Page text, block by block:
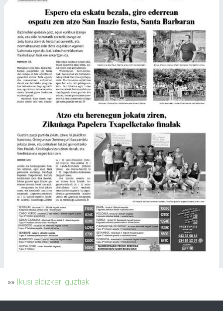
»» Ikusi aldizkari guztiak